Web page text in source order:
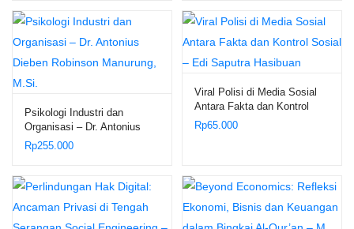
CTL., CTAP.
Psikologi Industri dan
Organisasi – Dr. Antonius
Dieben Robinson Manurung,
M.Si.
Rp255.000
Viral Polisi di Media Sosial
Antara Fakta dan Kontrol
Sosial – Edi Saputra
Hasibuan
Rp65.000